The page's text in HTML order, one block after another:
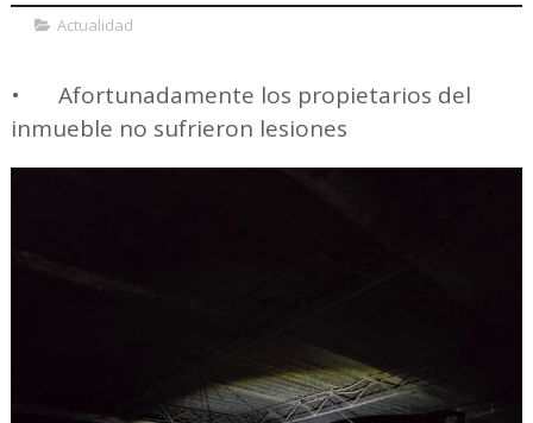
Actualidad
•
Afortunadamente los propietarios del
inmueble no sufrieron lesiones